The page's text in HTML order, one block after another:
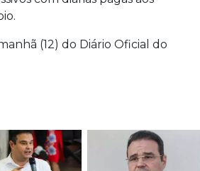
(12) do Diário Oficial do